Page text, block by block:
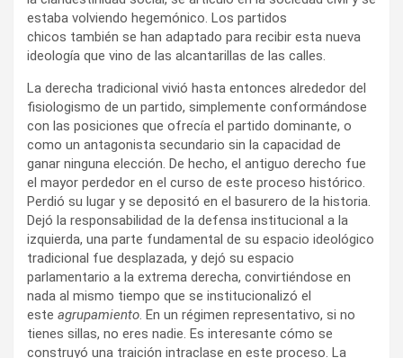
estaba volviendo hegemónico. Los partidos
chicos también se han adaptado para recibir esta nueva
ideología que vino de las alcantarillas de las calles.
La derecha tradicional vivió hasta entonces alrededor del
fisiologismo de un partido, simplemente conformándose
con las posiciones que ofrecía el partido dominante, o
como un antagonista secundario sin la capacidad de
ganar ninguna elección. De hecho, el antiguo derecho fue
el mayor perdedor en el curso de este proceso histórico.
Perdió su lugar y se depositó en el basurero de la historia.
Dejó la responsabilidad de la defensa institucional a la
izquierda, una parte fundamental de su espacio ideológico
tradicional fue desplazada, y dejó su espacio
parlamentario a la extrema derecha, convirtiéndose en
nada al mismo tiempo que se institucionalizó el
este agrupamiento. En un régimen representativo, si no
tienes sillas, no eres nadie. Es interesante cómo se
construyó una traición intraclase en este proceso. La